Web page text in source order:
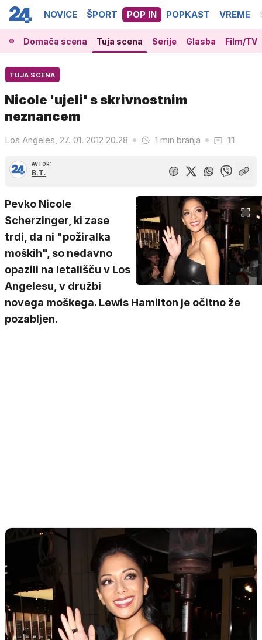
NOVICE ŠPORT POP IN POPKAST VREME
Domača scena Tuja scena Serije Glasba Film/TV
TUJA SCENA
Nicole 'ujeli' s skrivnostnim
neznancem
Los Angeles, 27. 01. 2012 20.28 1 min branja 11
AVTOR:
B.T.
Pevko Nicole
Scherzinger, ki zase
trdi, da ni "požiralka
moških", so nedavno
opazili na letališču v Los
Angelesu, v družbi
novega moškega. Lewis Hamilton je očitno že
pozabljen.